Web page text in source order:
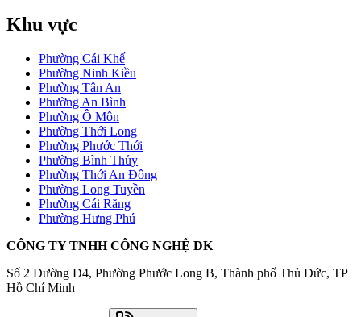
Khu vực
Phường Cái Khế
Phường Ninh Kiều
Phường Tân An
Phường An Bình
Phường Ô Môn
Phường Thới Long
Phường Phước Thới
Phường Bình Thủy
Phường Thới An Đông
Phường Long Tuyền
Phường Cái Răng
Phường Hưng Phú
CÔNG TY TNHH CÔNG NGHỆ DK
Số 2 Đường D4, Phường Phước Long B, Thành phố Thủ Đức, TP
Hồ Chí Minh